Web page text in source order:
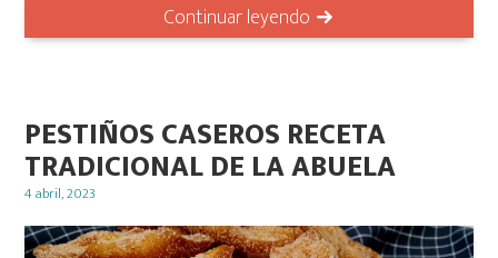
Continuar leyendo
PESTIÑOS CASEROS RECETA
TRADICIONAL DE LA ABUELA
Posted
4 abril, 2023